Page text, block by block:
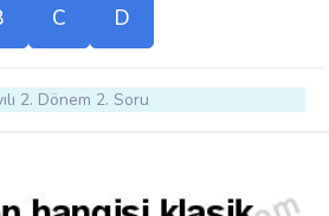
C D
2. Dönem 2. Soru